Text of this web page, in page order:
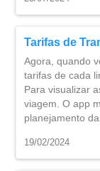
Tarifas de
Agora, quando
tarifas de cada
Para visualizar
viagem. O app
planejamento
19/02/2024